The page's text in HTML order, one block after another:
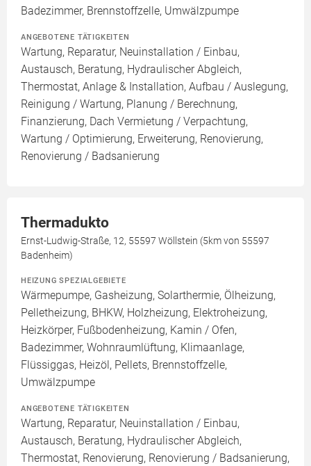
Badezimmer, Brennstoffzelle, Umwälzpumpe
ANGEBOTENE TÄTIGKEITEN
Wartung, Reparatur, Neuinstallation / Einbau,
Austausch, Beratung, Hydraulischer Abgleich,
Thermostat, Anlage & Installation, Aufbau / Auslegung,
Reinigung / Wartung, Planung / Berechnung,
Finanzierung, Dach Vermietung / Verpachtung,
Wartung / Optimierung, Erweiterung, Renovierung,
Renovierung / Badsanierung
Thermadukto
Ernst-Ludwig-Straße, 12, 55597 Wöllstein (5km von 55597
Badenheim)
HEIZUNG SPEZIALGEBIETE
Wärmepumpe, Gasheizung, Solarthermie, Ölheizung,
Pelletheizung, BHKW, Holzheizung, Elektroheizung,
Heizkörper, Fußbodenheizung, Kamin / Ofen,
Badezimmer, Wohnraumlüftung, Klimaanlage,
Flüssiggas, Heizöl, Pellets, Brennstoffzelle,
Umwälzpumpe
ANGEBOTENE TÄTIGKEITEN
Wartung, Reparatur, Neuinstallation / Einbau,
Austausch, Beratung, Hydraulischer Abgleich,
Thermostat, Renovierung, Renovierung / Badsanierung,